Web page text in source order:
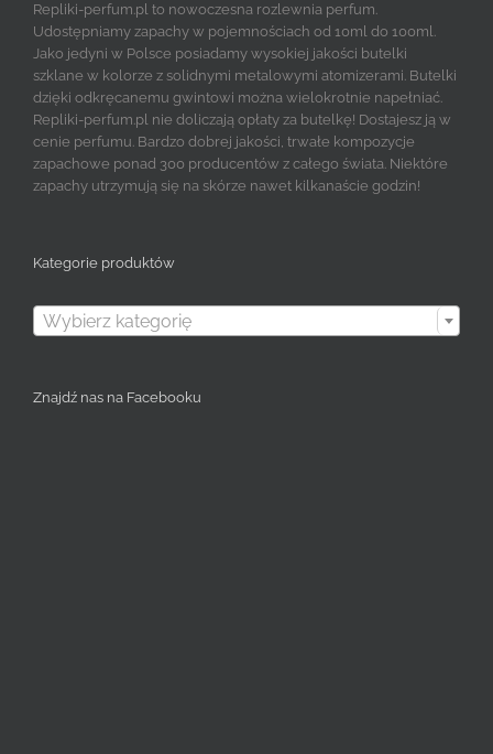
Repliki-perfum.pl to nowoczesna rozlewnia perfum.
Udostępniamy zapachy w pojemnościach od 10ml do 100ml.
Jako jedyni w Polsce posiadamy wysokiej jakości butelki
szklane w kolorze z solidnymi metalowymi atomizerami. Butelki
dzięki odkręcanemu gwintowi można wielokrotnie napełniać.
Repliki-perfum.pl nie doliczają opłaty za butelkę! Dostajesz ją w
cenie perfumu. Bardzo dobrej jakości, trwałe kompozycje
zapachowe ponad 300 producentów z całego świata. Niektóre
zapachy utrzymują się na skórze nawet kilkanaście godzin!
Kategorie produktów
Wybierz kategorię
Znajdź nas na Facebooku